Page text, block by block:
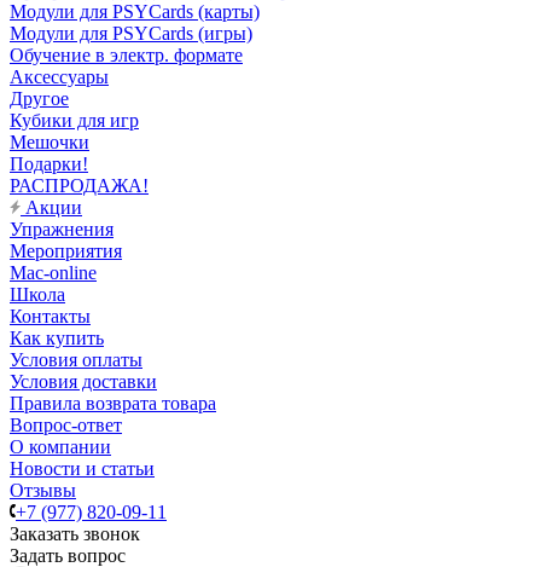
Модули для PSYCards (карты)
Модули для PSYCards (игры)
Обучение в электр. формате
Аксессуары
Другое
Кубики для игр
Мешочки
Подарки!
РАСПРОДАЖА!
Акции
Упражнения
Мероприятия
Mac-online
Школа
Контакты
Как купить
Условия оплаты
Условия доставки
Правила возврата товара
Вопрос-ответ
О компании
Новости и статьи
Отзывы
+7 (977) 820-09-11
Заказать звонок
Задать вопрос